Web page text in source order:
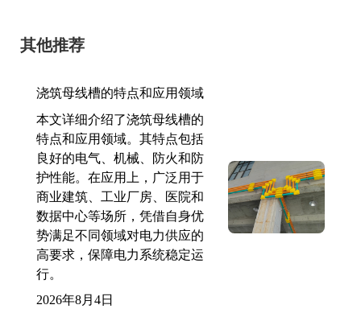
其他推荐
浇筑母线槽的特点和应用领域
本文详细介绍了浇筑母线槽的
特点和应用领域。其特点包括
良好的电气、机械、防火和防
护性能。在应用上，广泛用于
商业建筑、工业厂房、医院和
数据中心等场所，凭借自身优
势满足不同领域对电力供应的
高要求，保障电力系统稳定运
行。
2026年8月4日